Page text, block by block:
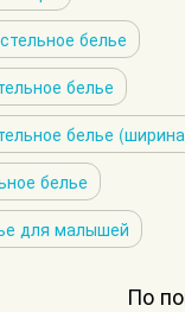
белье
белье
белье
белье
для малышей
По